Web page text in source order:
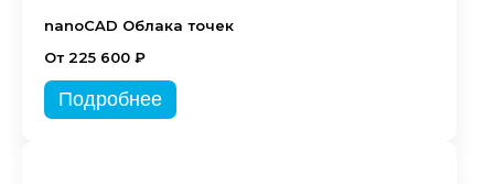
nanoCAD Облака точек
От 225 600 ₽
Подробнее